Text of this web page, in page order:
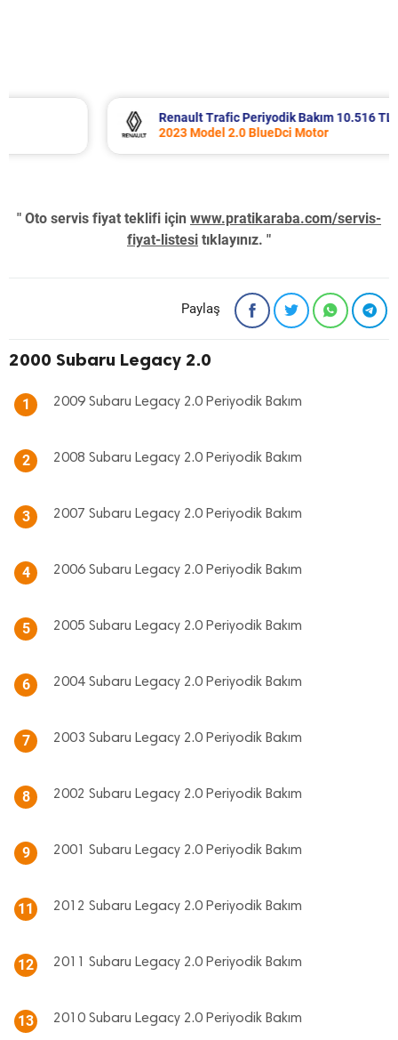
Renault Trafic Periyodik Bakım 10.516 TL
2023 Model 2.0 BlueDci Motor
" Oto servis fiyat teklifi için www.pratikaraba.com/servis-
fiyat-listesi tıklayınız. "
Paylaş
2000 Subaru Legacy 2.0
1 2009 Subaru Legacy 2.0 Periyodik Bakım
2 2008 Subaru Legacy 2.0 Periyodik Bakım
3 2007 Subaru Legacy 2.0 Periyodik Bakım
4 2006 Subaru Legacy 2.0 Periyodik Bakım
5 2005 Subaru Legacy 2.0 Periyodik Bakım
6 2004 Subaru Legacy 2.0 Periyodik Bakım
7 2003 Subaru Legacy 2.0 Periyodik Bakım
8 2002 Subaru Legacy 2.0 Periyodik Bakım
9 2001 Subaru Legacy 2.0 Periyodik Bakım
11 2012 Subaru Legacy 2.0 Periyodik Bakım
12 2011 Subaru Legacy 2.0 Periyodik Bakım
13 2010 Subaru Legacy 2.0 Periyodik Bakım